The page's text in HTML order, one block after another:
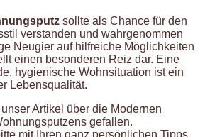
sollte als Chance für den
verstanden und wahrgenommen
Neugier auf hilfreiche Möglichkeiten
einen besonderen Reiz dar. Eine
hygienische Wohnsituation ist ein
Lebensqualität.
Artikel über die Modernen
gefallen.
mit Ihren ganz persönlichen Tipps,